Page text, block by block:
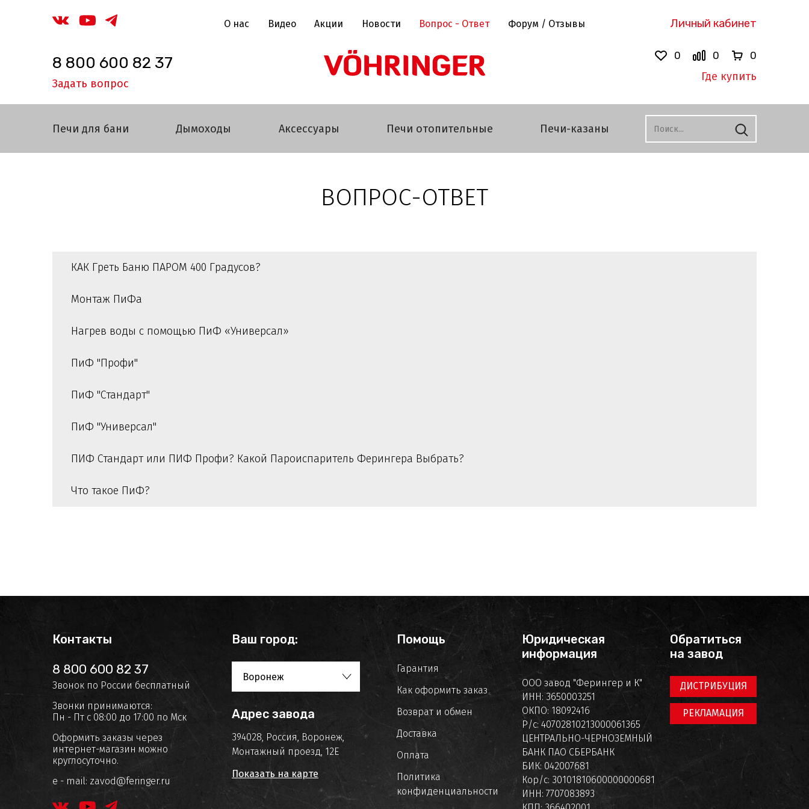
8 800 600 82 37
Задать вопрос
О нас Видео Акции Новости Вопрос - Ответ Форум / Отзывы Личный кабинет
0 0 0
Где купить
Печи для бани Дымоходы Аксессуары Печи отопительные Печи-казаны
ВОПРОС-ОТВЕТ
КАК Греть Баню ПАРОМ 400 Градусов?
Монтаж ПиФа
Нагрев воды с помощью ПиФ «Универсал»
ПиФ "Профи"
ПиФ "Стандарт"
ПиФ "Универсал"
ПИФ Стандарт или ПИФ Профи? Какой Пароиспаритель Ферингера Выбрать?
Что такое ПиФ?
Контакты
8 800 600 82 37
Звонок по России бесплатный
Звонки принимаются:
Пн - Пт с 08:00 до 17:00 по Мск
Оформить заказы через
интернет-магазин можно
круглосуточно.
e - mail: zavod@feringer.ru
Ваш город:
Воронеж
Адрес завода
394028, Россия, Воронеж,
Монтажный проезд, 12Е
Показать на карте
Помощь
Гарантия
Как оформить заказ
Возврат и обмен
Доставка
Оплата
Политика
конфиденциальности
Юридическая
информация
ООО завод "Ферингер и К"
ИНН: 3650003251
ОКПО: 18092416
Р/с: 40702810213000061365
ЦЕНТРАЛЬНО-ЧЕРНОЗЕМНЫЙ
БАНК ПАО СБЕРБАНК
БИК: 042007681
Кор/с: 30101810600000000681
ИНН: 7707083893
Обратиться
на завод
ДИСТРИБУЦИЯ
РЕКЛАМАЦИЯ